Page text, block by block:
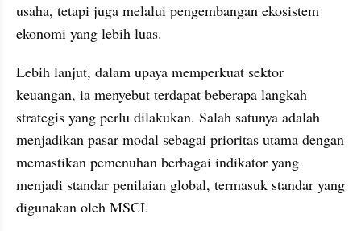
usaha, tetapi juga melalui pengembangan ekosistem
ekonomi yang lebih luas.
Lebih lanjut, dalam upaya memperkuat sektor
keuangan, ia menyebut terdapat beberapa langkah
strategis yang perlu dilakukan. Salah satunya adalah
menjadikan pasar modal sebagai prioritas utama dengan
memastikan pemenuhan berbagai indikator yang
menjadi standar penilaian global, termasuk standar yang
digunakan oleh MSCI.